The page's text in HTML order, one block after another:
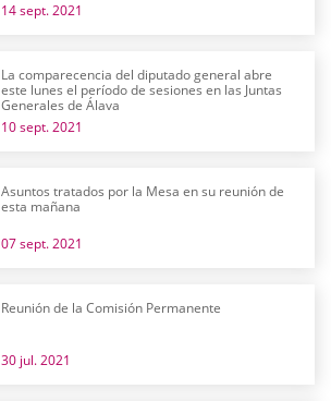
14 sept. 2021
La comparecencia del diputado general abre
este lunes el período de sesiones en las Juntas
Generales de Álava
10 sept. 2021
Asuntos tratados por la Mesa en su reunión de
esta mañana
07 sept. 2021
Reunión de la Comisión Permanente
30 jul. 2021